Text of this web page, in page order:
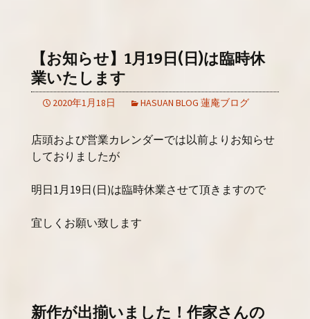
【お知らせ】1月19日(日)は臨時休
業いたします
2020年1月18日 HASUAN BLOG 蓮庵ブログ
店頭および営業カレンダーでは以前よりお知らせ
しておりましたが
明日1月19日(日)は臨時休業させて頂きますので
宜しくお願い致します
新作が出揃いました！作家さんの